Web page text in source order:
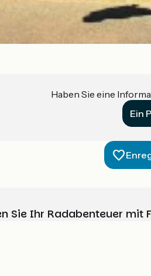
Haben Sie eine
Ein
Sie Ihr Radabenteuer mit